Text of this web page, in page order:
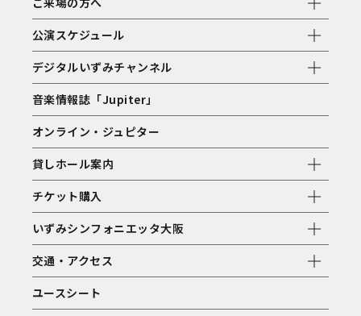
公演スケジュール
デジタルいずみチャンネル
音楽情報誌「Jupiter」
オンライン・ジュピター
貸しホール案内
チケット購入
いずみシンフォニエッタ大阪
交通・アクセス
ユースシート